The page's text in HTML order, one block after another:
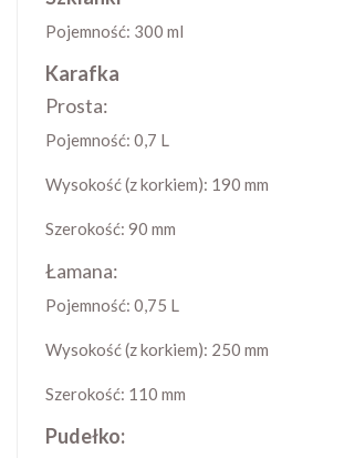
Pojemność: 300 ml
Karafka
Prosta:
Pojemność: 0,7 L
Wysokość (z korkiem): 190 mm
Szerokość: 90 mm
Łamana:
Pojemność: 0,75 L
Wysokość (z korkiem): 250 mm
Szerokość: 110 mm
Pudełko: